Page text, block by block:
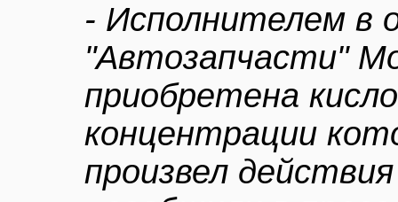
- Исполнителем в
"Автозапчасти"
приобретена
концентрации
произвел